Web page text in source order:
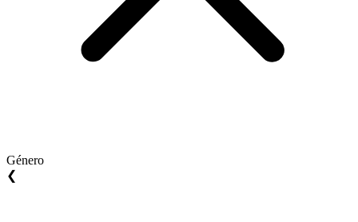
Género
❮